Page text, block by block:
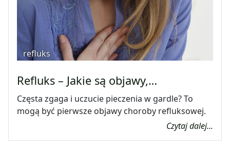
refluks
Refluks – Jakie są objawy,…
Częsta zgaga i uczucie pieczenia w gardle? To
mogą być pierwsze objawy choroby refluksowej.
Czytaj dalej...